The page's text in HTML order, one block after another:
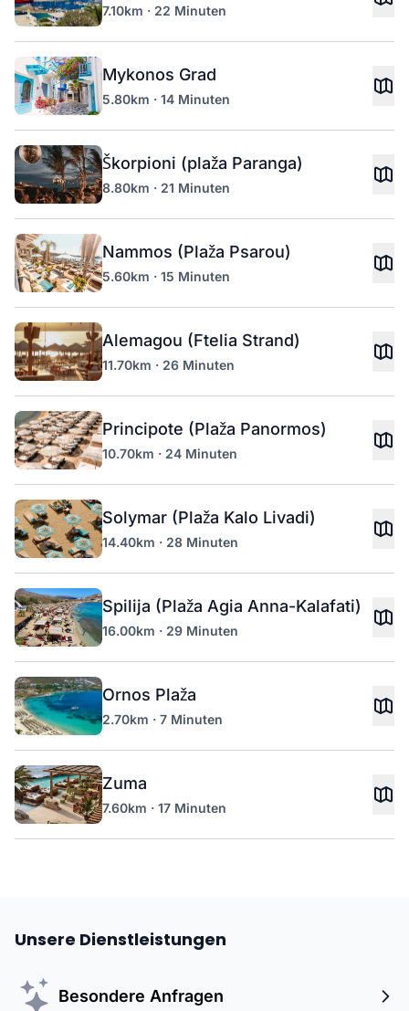
7.10km · 22 Minuten
Mykonos Grad
5.80km · 14 Minuten
Škorpioni (plaža Paranga)
8.80km · 21 Minuten
Nammos (Plaža Psarou)
5.60km · 15 Minuten
Alemagou (Ftelia Strand)
11.70km · 26 Minuten
Principote (Plaža Panormos)
10.70km · 24 Minuten
Solymar (Plaža Kalo Livadi)
14.40km · 28 Minuten
Spilija (Plaža Agia Anna-Kalafati)
16.00km · 29 Minuten
Ornos Plaža
2.70km · 7 Minuten
Zuma
7.60km · 17 Minuten
Unsere Dienstleistungen
Besondere Anfragen